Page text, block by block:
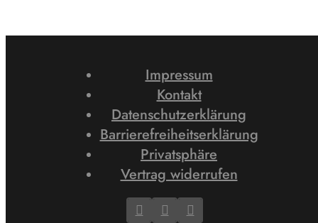
Impressum
Kontakt
Datenschutzerklärung
Barrierefreiheitserklärung
Privatsphäre
Vertrag widerrufen